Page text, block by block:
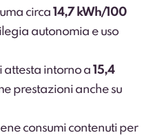
circa 14,7 kWh/100
autonomia e uso
attesta intorno a 15,4
prestazioni anche su
consumi contenuti per